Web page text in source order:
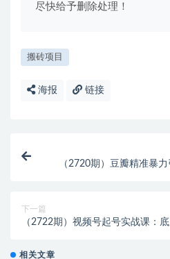
尽快给予删除处理！
搬砖项目
海报 链接
（2720期）豆瓣精准暴
下一篇
（2722期）视频号起号实战课：
相关文章